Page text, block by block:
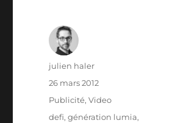
Auteur
julien haler
Publié
26 mars 2012
Catégories
Publicité,Video
Étiquettes
defi,génération lumia,